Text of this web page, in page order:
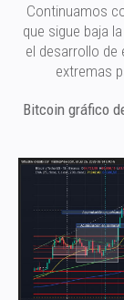
Continuamos
que sigue baja
el desarrollo de
extremas
Bitcoin gráfico